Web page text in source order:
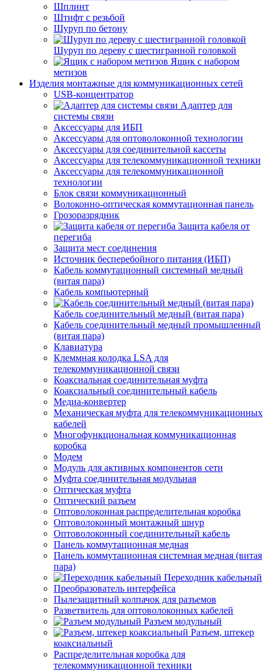
Шплинт
Штифт с резьбой
Шуруп по бетону
Шуруп по дереву с шестигранной головкой
Ящик с набором
метизов
Изделия монтажные для коммуникационных сетей
USB-концентратор
Адаптер для
системы связи
Аксессуары для ИБП
Аксессуары для оптоволоконной технологии
Аксессуары для соединительной кассеты
Аксессуары для телекоммуникационной техники
Аксессуары для телекоммуникационной
технологии
Блок связи коммуникационный
Волоконно-оптическая коммутационная панель
Грозоразрядник
Защита кабеля от
перегиба
Защита мест соединения
Источник бесперебойного питания (ИБП)
Кабель коммутационный системный медный
(витая пара)
Кабель компьютерный
Кабель соединительный медный (витая пара)
Кабель соединительный медный промышленный
(витая пара)
Клавиатура
Клеммная колодка LSA для
телекоммуникационной связи
Коаксиальная соединительная муфта
Коаксиальный соединительный кабель
Медиа-конвертер
Механическая муфта для телекоммуникационных
кабелей
Многофункциональная коммуникационная
коробка
Модем
Модуль для активных компонентов сети
Муфта соединительная модульная
Оптическая муфта
Оптический разъем
Оптоволоконная распределительная коробка
Оптоволоконный монтажный шнур
Оптоволоконный соединительный кабель
Панель коммутационная медная
Панель коммутационная системная медная (витая
пара)
Переходник кабельный
Преобразователь интерфейса
Пылезащитный колпачок для разъемов
Разветвитель для оптоволоконных кабелей
Разъем модульный
Разъем, штекер
коаксиальный
Распределительная коробка для
телекоммуникационной техники